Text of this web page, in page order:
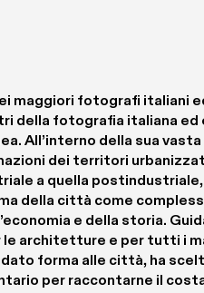
maggiori fotografi italiani
della fotografia italiana ed
All’interno della sua
dei territori
a quella
della città come
e della storia.
architetture e per tutti i
forma alle città, ha
per raccontarne il